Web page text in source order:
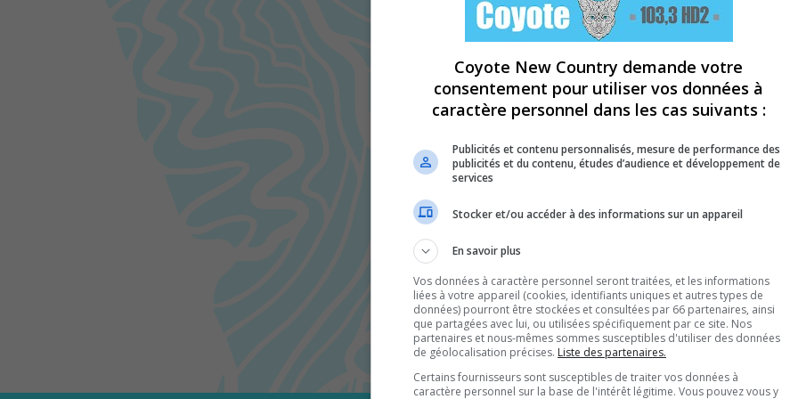
Coyote New Country demande votre
consentement pour utiliser vos données à
caractère personnel dans les cas suivants :
Publicités et contenu personnalisés, mesure de performance des
publicités et du contenu, études d’audience et développement de
services
Stocker et/ou accéder à des informations sur un appareil
En savoir plus
Vos données à caractère personnel seront traitées, et les informations
liées à votre appareil (cookies, identifiants uniques et autres types de
données) pourront être stockées et consultées par 66 partenaires, ainsi
que partagées avec lui, ou utilisées spécifiquement par ce site. Nos
partenaires et nous-mêmes sommes susceptibles d'utiliser des données
de géolocalisation précises. Liste des partenaires.
Certains fournisseurs sont susceptibles de traiter vos données à
caractère personnel sur la base de l'intérêt légitime. Vous pouvez vous y